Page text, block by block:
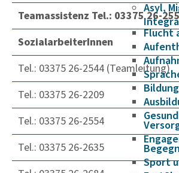
Asyl,
Flucht
Bildung
Sport
Teamassistenz Tel.: 03375 26-
SozialarbeiterInnen
Tel.: 03375 26-2544 (Teamleitung)
Tel.: 03375 26-2209
Tel.: 03375 26-2554
Tel.: 03375 26-2635